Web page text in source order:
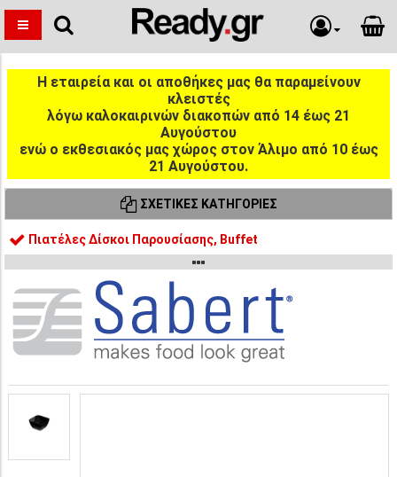
Η εταιρεία και οι αποθήκες μας θα παραμείνουν
κλειστές
λόγω καλοκαιρινών διακοπών από 14 έως 21
Αυγούστου
ενώ ο εκθεσιακός μας χώρος στον Άλιμο από 10 έως
21 Αυγούστου.
ΣΧΕΤΙΚΈΣ ΚΑΤΗΓΟΡΊΕΣ
Πιατέλες Δίσκοι Παρουσίασης, Buffet